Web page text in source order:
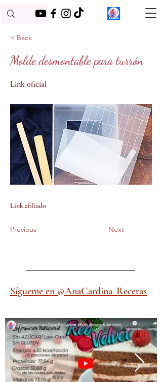
< Back
Molde desmontable para turrón
Link oficial
Link afiliado
Previous Next
Sígueme en @AnaCardina_Recetas